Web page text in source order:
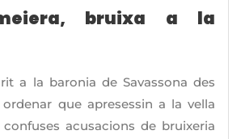
bruixa a la
a la baronia de Savassona des
que apresessin a la vella
acusacions de bruixeria